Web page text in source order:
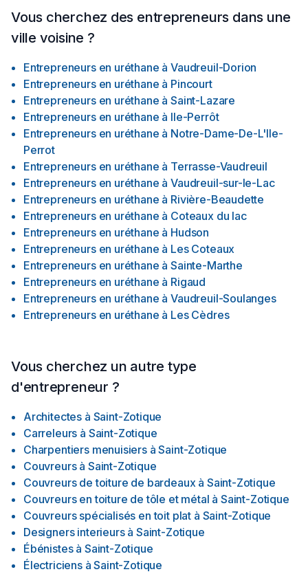
enjeux et de voir si notre approche correspond à vos
Vous cherchez des entrepreneurs dans une
ville voisine ?
Entrepreneurs en uréthane à Vaudreuil-Dorion
Entrepreneurs en uréthane à Pincourt
Entrepreneurs en uréthane à Saint-Lazare
Entrepreneurs en uréthane à Ile-Perrôt
Entrepreneurs en uréthane à Notre-Dame-De-L'Ile-
Perrot
Entrepreneurs en uréthane à Terrasse-Vaudreuil
Entrepreneurs en uréthane à Vaudreuil-sur-le-Lac
Entrepreneurs en uréthane à Rivière-Beaudette
Entrepreneurs en uréthane à Coteaux du lac
Entrepreneurs en uréthane à Hudson
Entrepreneurs en uréthane à Les Coteaux
Entrepreneurs en uréthane à Sainte-Marthe
Entrepreneurs en uréthane à Rigaud
Entrepreneurs en uréthane à Vaudreuil-Soulanges
Entrepreneurs en uréthane à Les Cèdres
Vous cherchez un autre type
d'entrepreneur ?
Architectes à Saint-Zotique
Carreleurs à Saint-Zotique
Charpentiers menuisiers à Saint-Zotique
Couvreurs à Saint-Zotique
Couvreurs de toiture de bardeaux à Saint-Zotique
Couvreurs en toiture de tôle et métal à Saint-Zotique
Couvreurs spécialisés en toit plat à Saint-Zotique
Designers interieurs à Saint-Zotique
Ébénistes à Saint-Zotique
Électriciens à Saint-Zotique